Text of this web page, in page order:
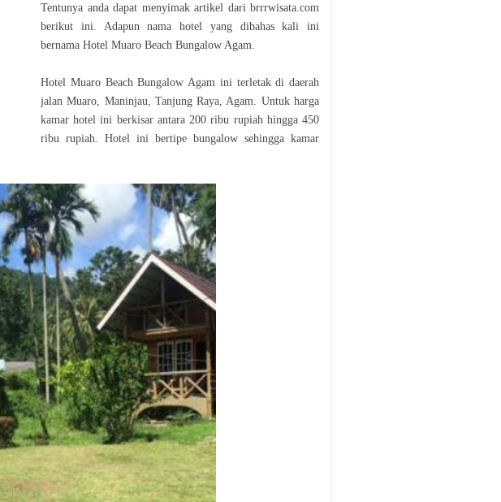
Tentunya anda dapat menyimak artikel dari brrrwisata.com
berikut ini. Adapun nama hotel yang dibahas kali ini
bernama Hotel Muaro Beach Bungalow Agam.
Hotel Muaro Beach Bungalow Agam ini terletak di daerah
jalanMuaro, Maninjau, Tanjung Raya, Agam. Untuk harga
kamar hotel ini berkisar antara 200 ribu rupiah hingga 450
ribu rupiah. Hotel ini bertipe bungalow sehingga kamar